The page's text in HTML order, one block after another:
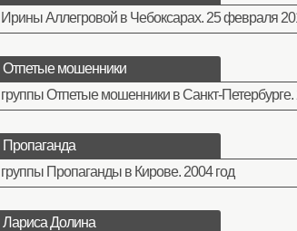
Ирины Аллегровой в Чебоксарах. 25 февраля
Отпетые мошенники
группы Отпетые мошенники в Санкт-Петербурге.
Пропаганда
группы Пропаганды в Кирове. 2004 год
Лариса Долина